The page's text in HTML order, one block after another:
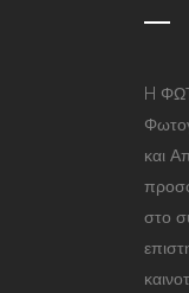
H
και
στο